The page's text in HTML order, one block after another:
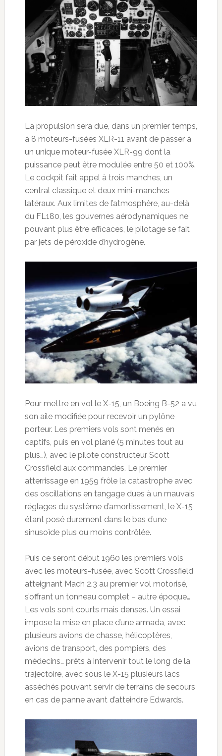
La propulsion sera due, dans un premier temps,
à 8 moteurs-fusées XLR-11 avant de passer à
un unique moteur-fusée XLR-99 dont la
puissance peut être modulée entre 50 et 100%.
Le cockpit fait appel à trois manches, un
central classique et deux mini-manches
latéraux. Aux limites de l’atmosphère, au-delà
du FL180, les gouvernes aérodynamiques ne
pouvant plus être efficaces, le pilotage se fait
par jets de péroxide d’hydrogène.
Pour mettre en vol le X-15, un Boeing B-52 a vu
son aile modifiée pour recevoir un pylône
porteur. Les premiers vols sont menés en
captifs, puis en vol plané (5 minutes tout au
plus…), avec le pilote constructeur Scott
Crossfield aux commandes. Le premier
atterrissage en 1959 frôle la catastrophe avec
des oscillations en tangage dues à un mauvais
réglages du système d’amortissement, le X-15
étant posé durement dans le bas d’une
sinusoïde plus ou moins contrôlée.
Puis ce seront début 1960 les premiers vols
avec les moteurs-fusée, avec Scott Crossfield
atteignant Mach 2.3 au premier vol motorisé,
s’offrant un tonneau complet – autre époque…
Les vols sont courts mais denses. Un essai
impose la mise en place d’une armada, avec
plusieurs avions de chasse, hélicoptères,
avions de transport, des pompiers, des
médecins… prêts à intervenir tout le long de la
trajectoire, avec sous le X-15 plusieurs lacs
asséchés pouvant servir de terrains de secours
en cas de panne avant d’atteindre Edwards.